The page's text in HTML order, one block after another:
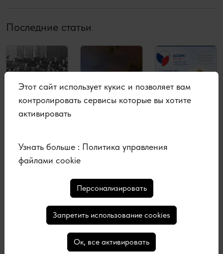
Последние статьи
Суббота 8
заверше
во
Франции
: как
предотвр
атить,
я Руси:
история,
Этот сайт использует кукис и позволяет вам
контролировать сервисы которые вы хотите
активировать
Узнать больше : Политика управления
файлами cookie
Персонализировать
Запретить использование cookies
Ок, все активировать